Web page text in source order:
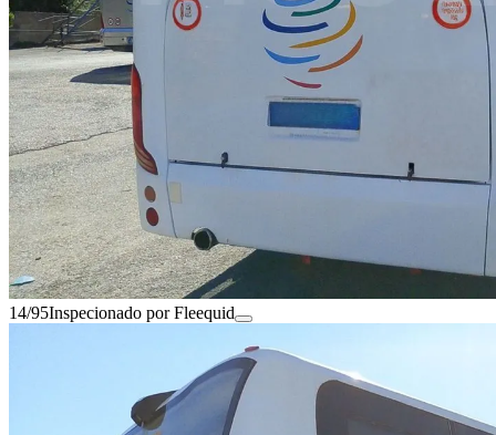
14/95Inspecionado por Fleequid